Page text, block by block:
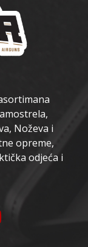
Noževa i
opreme,
odjeća i